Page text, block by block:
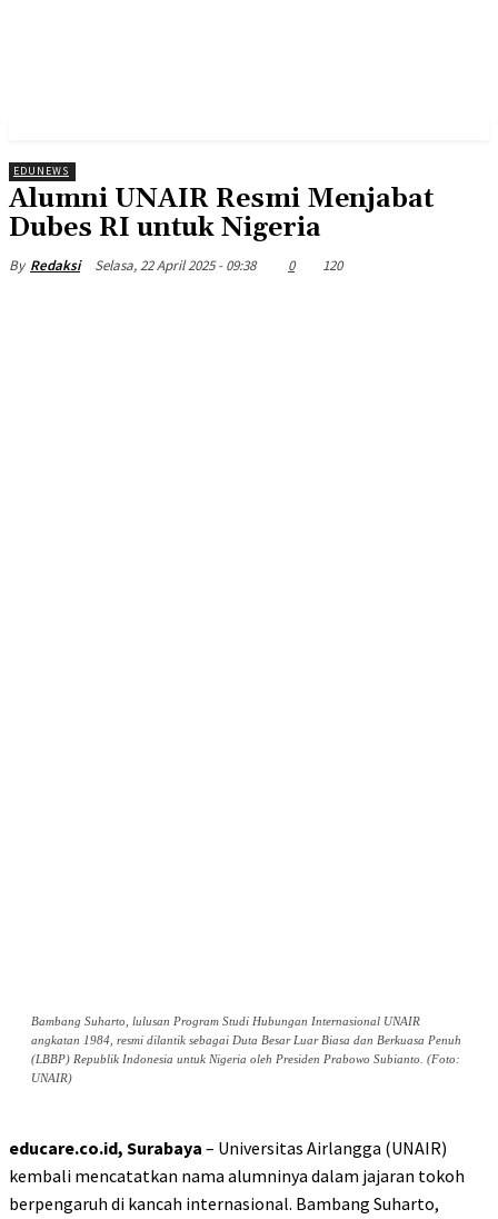
EDUNEWS
Alumni UNAIR Resmi Menjabat
Dubes RI untuk Nigeria
By Redaksi Selasa, 22 April 2025 - 09:38 0 120
Bambang Suharto, lulusan Program Studi Hubungan Internasional UNAIR
angkatan 1984, resmi dilantik sebagai Duta Besar Luar Biasa dan Berkuasa Penuh
(LBBP) Republik Indonesia untuk Nigeria oleh Presiden Prabowo Subianto. (Foto:
UNAIR)
educare.co.id, Surabaya – Universitas Airlangga (UNAIR)
kembali mencatatkan nama alumninya dalam jajaran tokoh
berpengaruh di kancah internasional. Bambang Suharto,